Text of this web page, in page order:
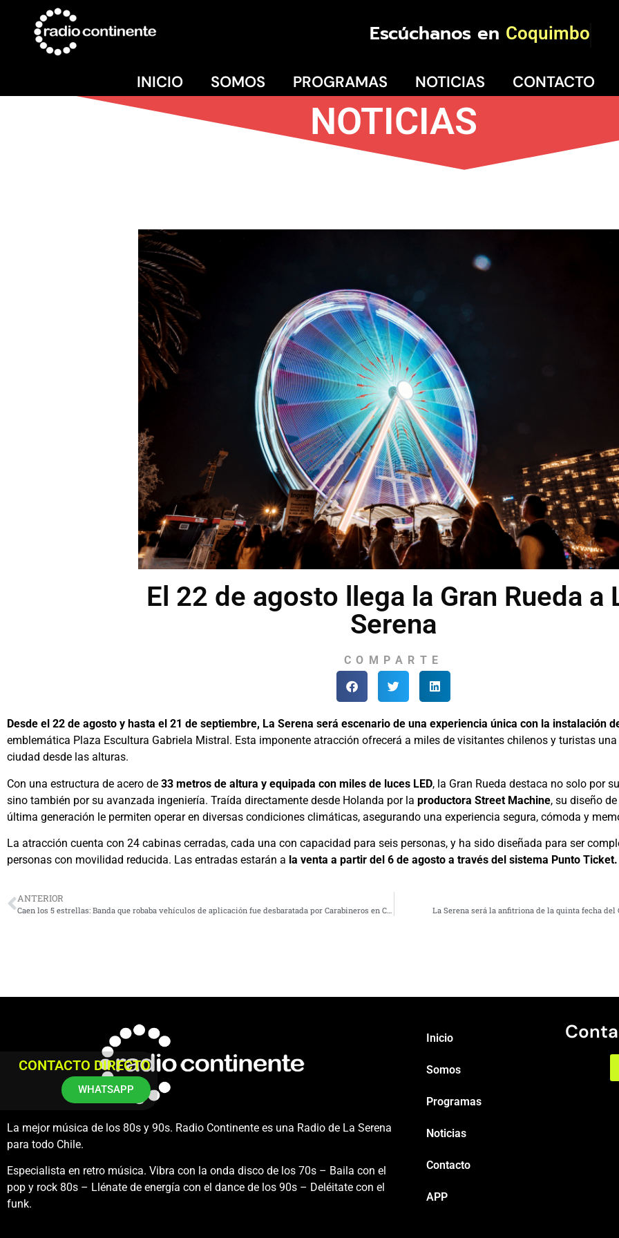
Escúchanos en Coquimbo
INICIO SOMOS PROGRAMAS NOTICIAS CONTACTO
NOTICIAS
El 22 de agosto llega la Gran Rueda a
Serena
COMPARTE
Desde el 22 de agosto y hasta el 21 de septiembre, La Serena será escenario de una experiencia única con la instalación
emblemática Plaza Escultura Gabriela Mistral. Esta imponente atracción ofrecerá a miles de visitantes chilenos y turistas
ciudad desde las alturas.
Con una estructura de acero de 33 metros de altura y equipada con miles de luces LED, la Gran Rueda destaca no solo por
sino también por su avanzada ingeniería. Traída directamente desde Holanda por la productora Street Machine, su diseño
última generación le permiten operar en diversas condiciones climáticas, asegurando una experiencia segura, cómoda y
La atracción cuenta con 24 cabinas cerradas, cada una con capacidad para seis personas, y ha sido diseñada para ser
personas con movilidad reducida. Las entradas estarán a la venta a partir del 6 de agosto a través del sistema Punto Ticket.
ANTERIOR
Caen los 5 estrellas: Banda que robaba vehículos de aplicación fue desbaratada por Carabineros en Coquimbo La Serena será la anfitriona de la quinta fecha del
La mejor música de los 80s y 90s. Radio Continente es una Radio de La Serena
para todo Chile.
Especialista en retro música. Vibra con la onda disco de los 70s – Baila con el
pop y rock 80s – Llénate de energía con el dance de los 90s – Deléitate con el
funk.
Inicio
Somos
Programas
Noticias
Contacto
APP
CONTACTO DIRECTO
WHATSAPP